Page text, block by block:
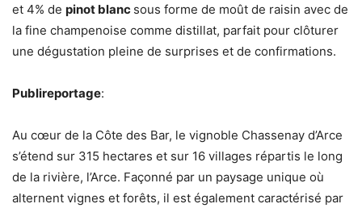
et 4% de pinot blanc sous forme de moût de raisin avec de
la fine champenoise comme distillat, parfait pour clôturer
une dégustation pleine de surprises et de confirmations.
Publireportage:
Au cœur de la Côte des Bar, le vignoble Chassenay d’Arce
s’étend sur 315 hectares et sur 16 villages répartis le long
de la rivière, l’Arce. Façonné par un paysage unique où
alternent vignes et forêts, il est également caractérisé par